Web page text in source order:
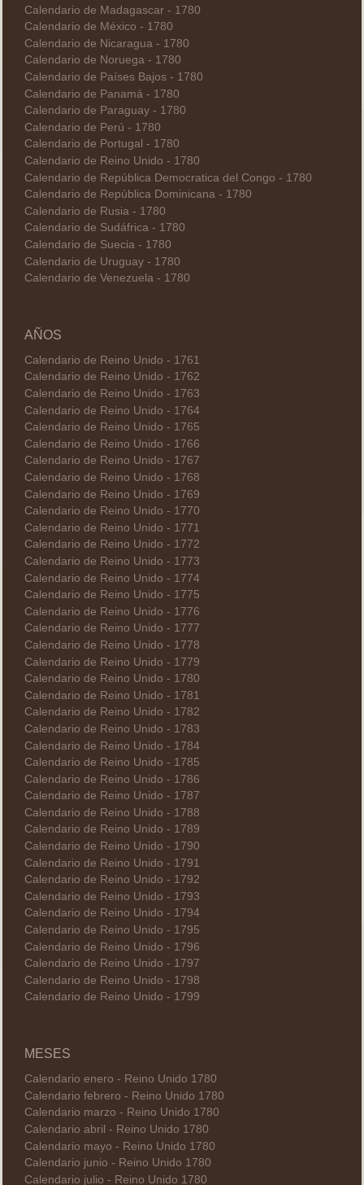
Calendario de Madagascar - 1780
Calendario de México - 1780
Calendario de Nicaragua - 1780
Calendario de Noruega - 1780
Calendario de Países Bajos - 1780
Calendario de Panamá - 1780
Calendario de Paraguay - 1780
Calendario de Perú - 1780
Calendario de Portugal - 1780
Calendario de Reino Unido - 1780
Calendario de República Democratica del Congo - 1780
Calendario de República Dominicana - 1780
Calendario de Rusia - 1780
Calendario de Sudáfrica - 1780
Calendario de Suecia - 1780
Calendario de Uruguay - 1780
Calendario de Venezuela - 1780
AÑOS
Calendario de Reino Unido - 1761
Calendario de Reino Unido - 1762
Calendario de Reino Unido - 1763
Calendario de Reino Unido - 1764
Calendario de Reino Unido - 1765
Calendario de Reino Unido - 1766
Calendario de Reino Unido - 1767
Calendario de Reino Unido - 1768
Calendario de Reino Unido - 1769
Calendario de Reino Unido - 1770
Calendario de Reino Unido - 1771
Calendario de Reino Unido - 1772
Calendario de Reino Unido - 1773
Calendario de Reino Unido - 1774
Calendario de Reino Unido - 1775
Calendario de Reino Unido - 1776
Calendario de Reino Unido - 1777
Calendario de Reino Unido - 1778
Calendario de Reino Unido - 1779
Calendario de Reino Unido - 1780
Calendario de Reino Unido - 1781
Calendario de Reino Unido - 1782
Calendario de Reino Unido - 1783
Calendario de Reino Unido - 1784
Calendario de Reino Unido - 1785
Calendario de Reino Unido - 1786
Calendario de Reino Unido - 1787
Calendario de Reino Unido - 1788
Calendario de Reino Unido - 1789
Calendario de Reino Unido - 1790
Calendario de Reino Unido - 1791
Calendario de Reino Unido - 1792
Calendario de Reino Unido - 1793
Calendario de Reino Unido - 1794
Calendario de Reino Unido - 1795
Calendario de Reino Unido - 1796
Calendario de Reino Unido - 1797
Calendario de Reino Unido - 1798
Calendario de Reino Unido - 1799
MESES
Calendario enero - Reino Unido 1780
Calendario febrero - Reino Unido 1780
Calendario marzo - Reino Unido 1780
Calendario abril - Reino Unido 1780
Calendario mayo - Reino Unido 1780
Calendario junio - Reino Unido 1780
Calendario julio - Reino Unido 1780